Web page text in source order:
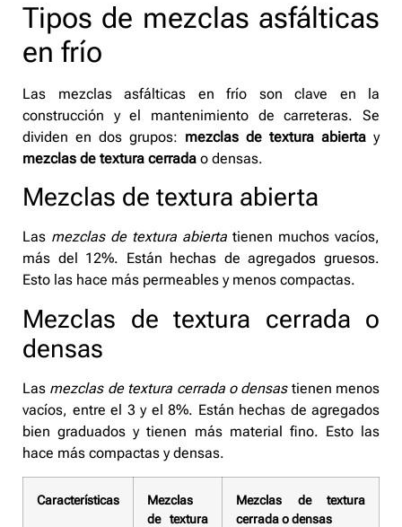
Tipos de mezclas asfálticas
en frío
Las mezclas asfálticas en frío son clave en la
construcción y el mantenimiento de carreteras. Se
dividen en dos grupos: mezclas de textura abierta y
mezclas de textura cerrada o densas.
Mezclas de textura abierta
Las mezclas de textura abierta tienen muchos vacíos,
más del 12%. Están hechas de agregados gruesos.
Esto las hace más permeables y menos compactas.
Mezclas de textura cerrada o
densas
Las mezclas de textura cerrada o densastienen menos
vacíos, entre el 3 y el 8%. Están hechas de agregados
bien graduados y tienen más material fino. Esto las
hace más compactas y densas.
Características
Mezclas
de textura
Mezclas de textura
cerrada o densas